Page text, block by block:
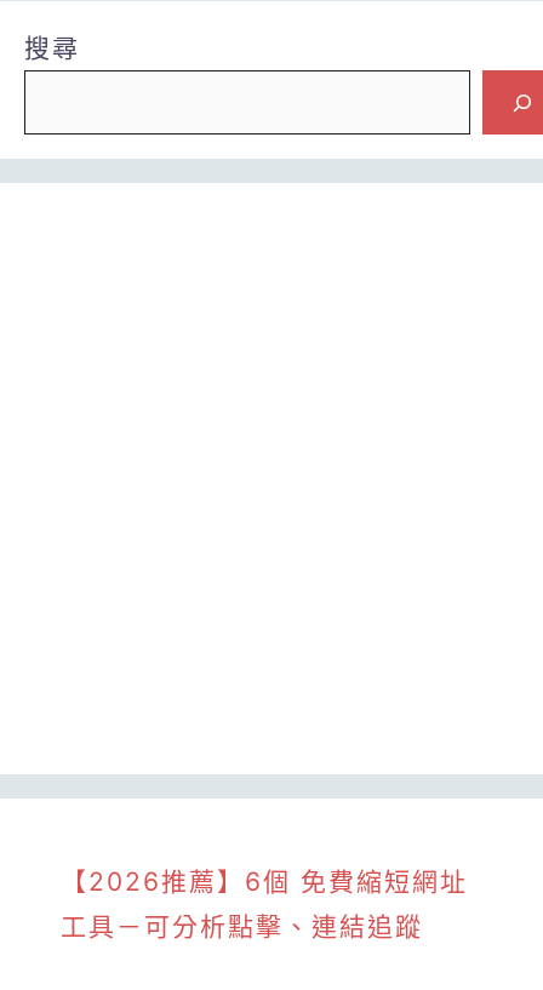
搜尋
【2026推薦】6個 免費縮短網址
工具－可分析點擊、連結追蹤